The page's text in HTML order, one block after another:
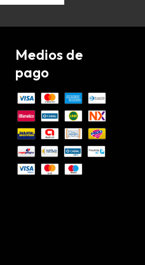
Medios de
pago